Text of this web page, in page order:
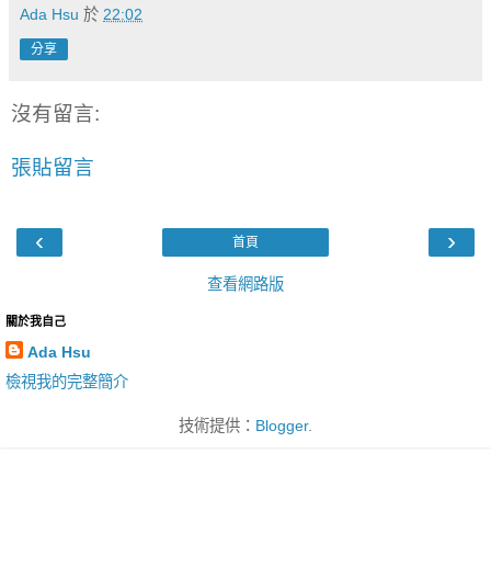
Ada Hsu 於 22:02
分享
沒有留言:
張貼留言
‹ ›
首頁
查看網路版
關於我自己
Ada Hsu
檢視我的完整簡介
技術提供： Blogger.